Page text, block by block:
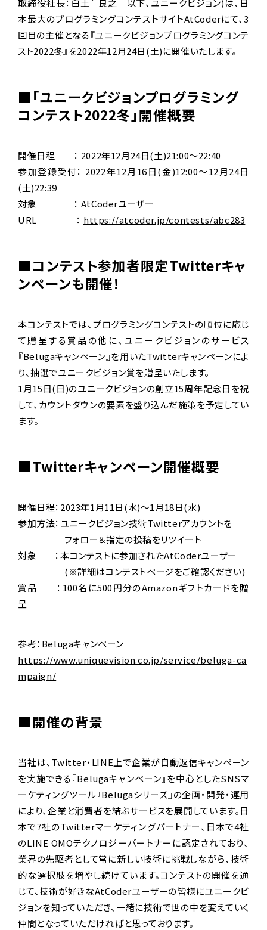
取締役社長：白土` 良之 以下、ユニークビジョン)は、日
本最大のプログラミングコンテストサイトAtCoderにて、3
回目の主催となる『ユニークビジョンプログラミングコンテ
スト2022冬』を2022年12月24日(土)に開催いたします。
■「ユニークビジョンプログラミング
コンテスト2022冬」開催概要
開催日程 ： 2022年12月24日(土)21:00～22:40
参加登録受付： 2022年12月16日(金)12:00～12月24日
(土)22:39
対象 ： AtCoderユーザー
URL ： https://atcoder.jp/contests/abc283
■コンテスト参加者限定Twitterキャ
ンペーンも開催！
本コンテストでは、プログラミングコンテストの順位に応じ
て贈呈する賞品の他に、ユニークビジョンのサービス
『Belugaキャンペーン』を用いたTwitterキャンペーンによ
り、抽選でユニークビジョン賞を贈呈いたします。
1月15日(日)のユニークビジョンの創立15周年記念日を祝
して、カウントダウンの要素を盛り込んだ施策を予定してい
ます。
■Twitterキャンペーン開催概要
開催日程：2023年1月11日(水)～1月18日(水)
参加方法：ユニークビジョン技術Twitterアカウントを
フォロー＆指定の投稿をリツイート
対象 ：本コンテストに参加されたAtCoderユーザー
(※詳細はコンテストページをご確認ください)
賞品 ：100名に500円分のAmazonギフトカードを贈
呈
参考：Belugaキャンペーン
https://www.uniquevision.co.jp/service/beluga-ca
mpaign/
■開催の背景
当社は、Twitter・LINE上で企業が自動返信キャンペーン
を実施できる『Belugaキャンペーン』を中心としたSNSマ
ーケティングツール『Belugaシリーズ』の企画・開発・運用
により、企業と消費者を結ぶサービスを展開しています。日
本で7社のTwitterマーケティングパートナー、日本で4社
のLINE OMOテクノロジーパートナーに認定されており、
業界の先駆者として常に新しい技術に挑戦しながら、技術
的な選択肢を増やし続けています。コンテストの開催を通
じて、技術が好きなAtCoderユーザーの皆様にユニークビ
ジョンを知っていただき、一緒に技術で世の中を変えていく
仲間となっていただければと思っております。